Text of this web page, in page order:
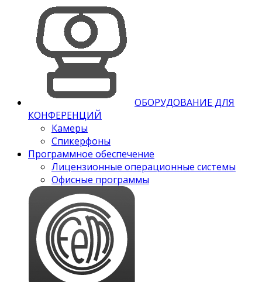
ОБОРУДОВАНИЕ ДЛЯ
КОНФЕРЕНЦИЙ
Камеры
Спикерфоны
Программное обеспечение
Лицензионные операционные системы
Офисные программы